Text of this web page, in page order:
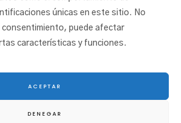
únicas en este sitio. No
puede afectar
características y funciones.
ACEPTAR
DENEGAR
Aviso legal|